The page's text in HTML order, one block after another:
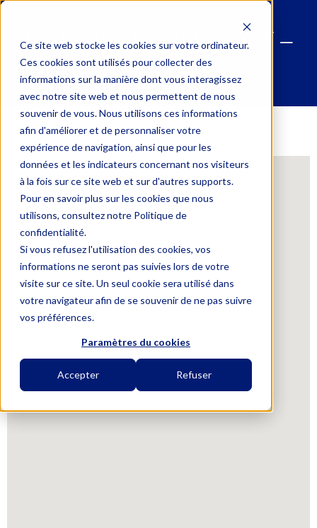
Ce site web stocke les cookies sur votre ordinateur.
Ces cookies sont utilisés pour collecter des
informations sur la manière dont vous interagissez
avec notre site web et nous permettent de nous
souvenir de vous. Nous utilisons ces informations
afin d'améliorer et de personnaliser votre
expérience de navigation, ainsi que pour les
données et les indicateurs concernant nos visiteurs
à la fois sur ce site web et sur d'autres supports.
Pour en savoir plus sur les cookies que nous
utilisons, consultez notre Politique de
confidentialité.
Si vous refusez l'utilisation des cookies, vos
informations ne seront pas suivies lors de votre
visite sur ce site. Un seul cookie sera utilisé dans
votre navigateur afin de se souvenir de ne pas suivre
vos préférences.
Paramètres du cookies
Accepter Refuser
CATON – PEQUIGNOT –
VIERZON